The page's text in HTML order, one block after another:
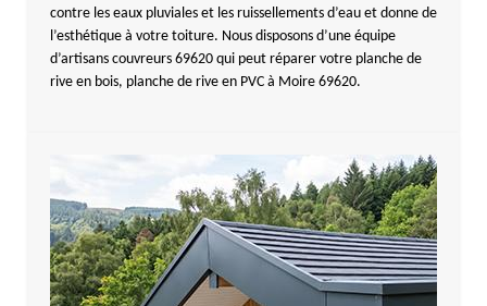
contre les eaux pluviales et les ruissellements d’eau et donne de
l’esthétique à votre toiture. Nous disposons d’une équipe
d’artisans couvreurs 69620 qui peut réparer votre planche de
rive en bois, planche de rive en PVC à Moire 69620.